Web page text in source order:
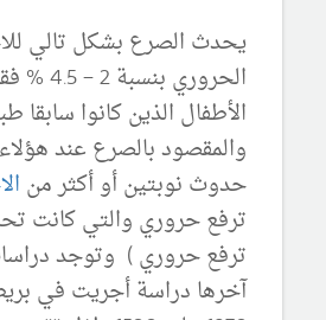
يحدث الصرع بشكل تالي
الحروري
الأطفال الذين كانوا سابقا
والمقصود بالصرع عند
حدوث نوبتين أو أكثر من
ترفع حروري والتي كانت
ترفع حروري ) وتوجد
آخرها دراسة أجريت في